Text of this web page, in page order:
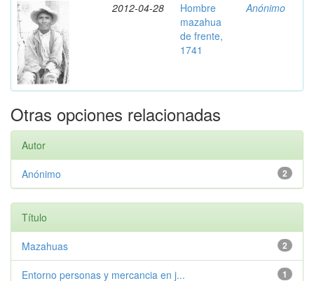
2012-04-28
Hombre
mazahua
de frente,
1741
Anónimo
Otras opciones relacionadas
Autor
2
Anónimo
Título
2
Mazahuas
1
Entorno personas y mercancia en j...